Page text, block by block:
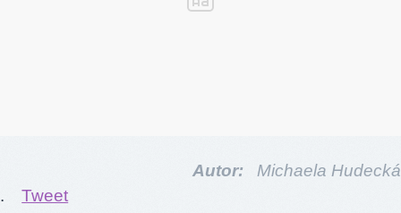
Autor:
Michaela Hudecká
.
Tweet